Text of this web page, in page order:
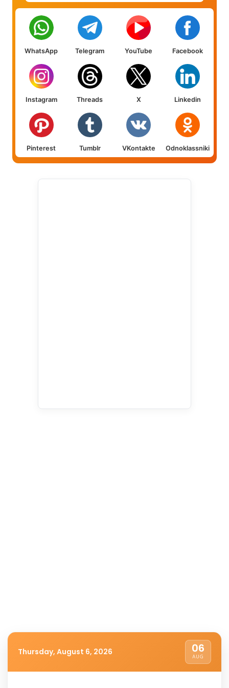
WhatsApp Telegram YouTube Facebook
Instagram Threads X Linkedin
Pinterest Tumblr VKontakte Odnoklassniki
Thursday, August 6, 2026 06
AUG